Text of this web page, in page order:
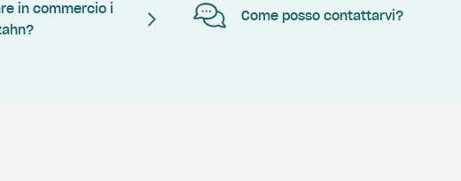
in commercio i
Come posso contattarvi?